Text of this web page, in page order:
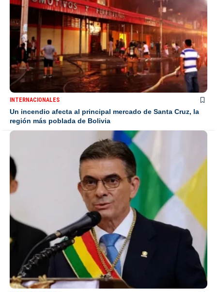
INTERNACIONALES
Un incendio afecta al principal mercado de Santa Cruz, la
región más poblada de Bolivia